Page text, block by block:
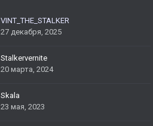
VINT_THE_STALKER
27 декабря, 2025
Stalkervernite
20 марта, 2024
Skala
23 мая, 2023